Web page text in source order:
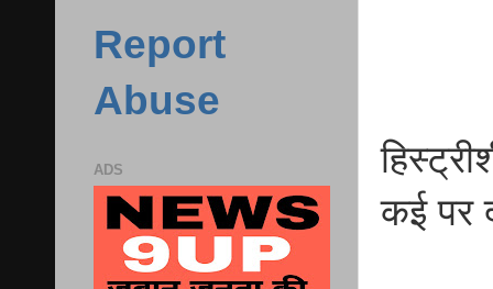
कई पर
Report
Abuse
ADS